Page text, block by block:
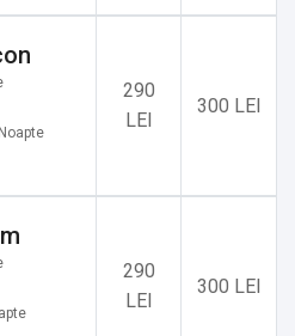
290
LEI
300 LEI
290
LEI
300 LEI